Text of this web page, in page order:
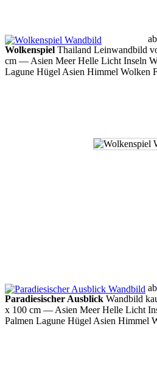
Wolkenspiel Thailand Leinwandbild
cm — Asien Meer Helle Licht Inseln
Lagune Hügel Asien Himmel Wolken
Paradiesischer Ausblick Wandbild
x 100 cm — Asien Meer Helle Licht
Palmen Lagune Hügel Asien Himmel